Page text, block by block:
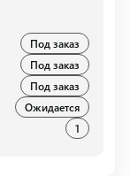
Под заказ
Под заказ
Под заказ
Ожидается
1